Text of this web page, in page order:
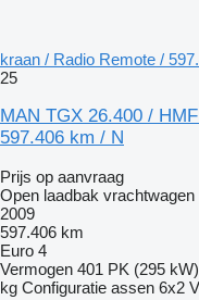
kraan / Radio Remote /
25
MAN TGX 26.400 /
597.406 km / N
Prijs op aanvraag
Open laadbak vrachtwagen
2009
597.406 km
Euro 4
Vermogen 401 PK (295 kW)
kg Configuratie assen 6x2